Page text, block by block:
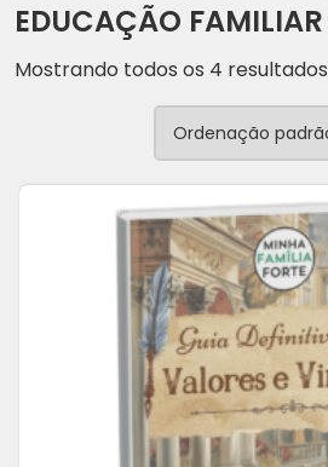
EDUCAÇÃO FAMILIAR
Mostrando todos os 4 resultados